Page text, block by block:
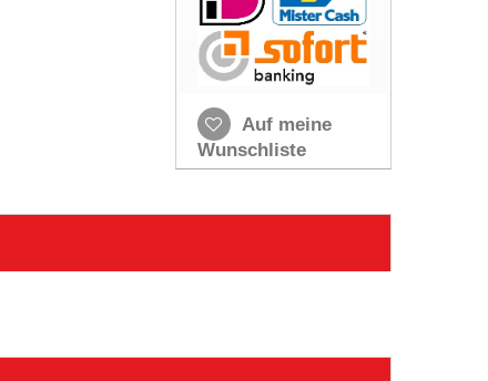
Auf meine
Wunschliste